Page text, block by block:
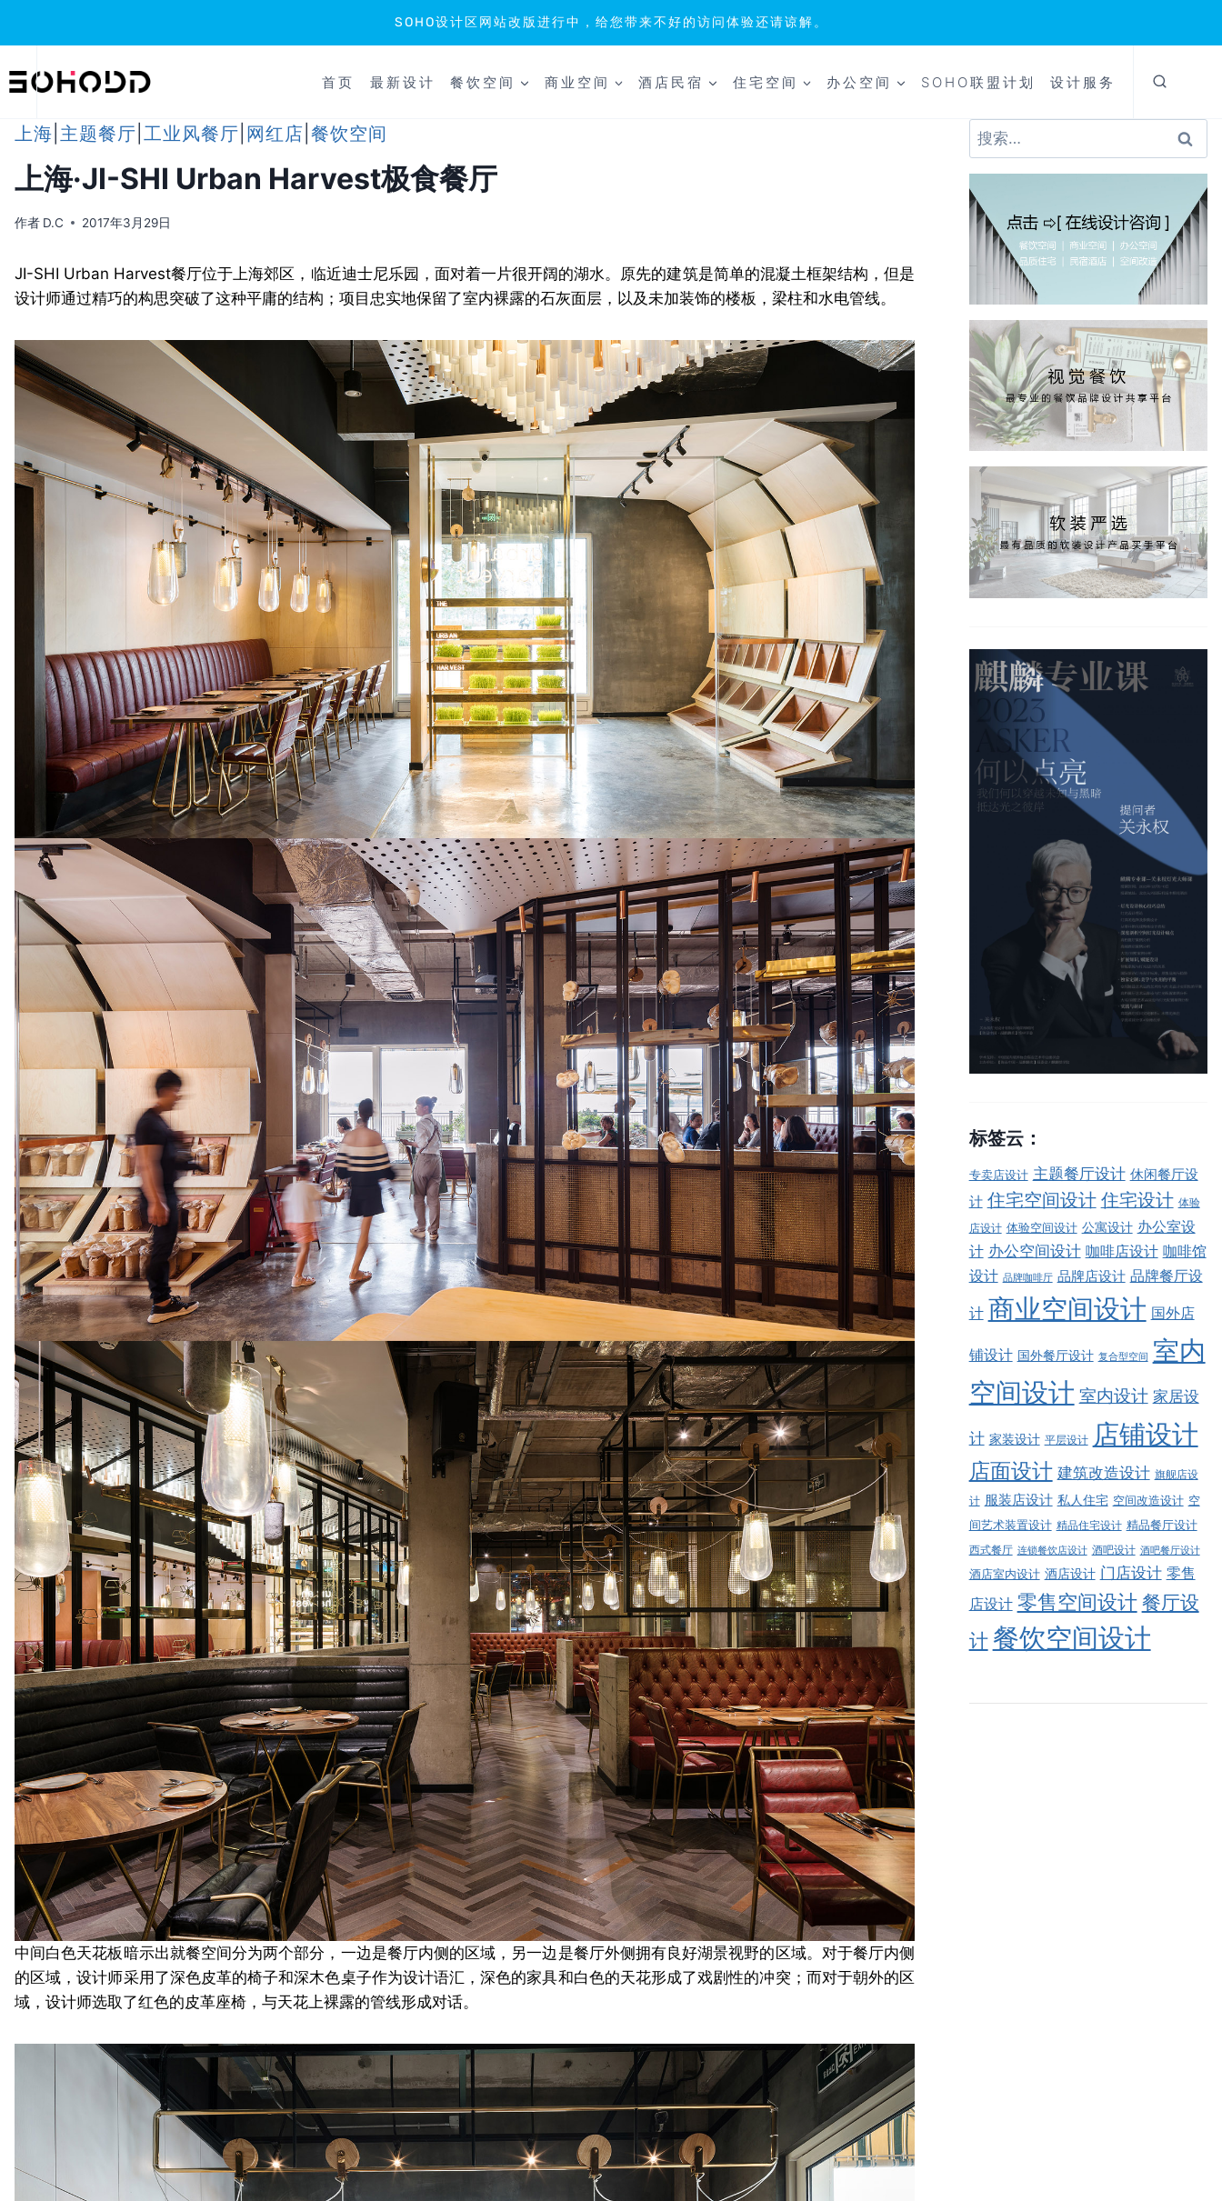
SOHO设计区网站改版进行中，给您带来不好的访问体验还请谅解。
到
首页 最新设计 餐饮空间 商业空间 酒店民宿 住宅空间 办公空间 SOHO联盟计划 设计服务
上海 主题餐厅 工业风餐厅 网红店 餐饮空间
上海·JI-SHI Urban Harvest极食餐厅
作者 D.C 2017年3月29日
JI-SHI Urban Harvest餐厅位于上海郊区，临近迪士尼乐园，面对着一片很开阔的湖水。原先的建筑是简单的混凝土框架结构，但是
设计师通过精巧的构思突破了这种平庸的结构；项目忠实地保留了室内裸露的石灰面层，以及未加装饰的楼板，梁柱和水电管线。
中间白色天花板暗示出就餐空间分为两个部分，一边是餐厅内侧的区域，另一边是餐厅外侧拥有良好湖景视野的区域。对于餐厅内侧
的区域，设计师采用了深色皮革的椅子和深木色桌子作为设计语汇，深色的家具和白色的天花形成了戏剧性的冲突；而对于朝外的区
域，设计师选取了红色的皮革座椅，与天花上裸露的管线形成对话。
搜
索：
标签云：
专卖店设计 主题餐厅设计 休闲餐厅设
计 住宅空间设计 住宅设计 体验
店设计 体验空间设计 公寓设计 办公室设
计 办公空间设计 咖啡店设计 咖啡馆
设计 品牌咖啡厅 品牌店设计 品牌餐厅设
计 商业空间设计 国外店
铺设计 国外餐厅设计 复合型空间
室内
空间设计 室内设计 家居设
计 家装设计 平层设计 店铺设计
店面设计 建筑改造设计 旗舰店设
计 服装店设计 私人住宅 空间改造设计 空
间艺术装置设计 精品住宅设计 精品餐厅设计
西式餐厅 连锁餐饮店设计 酒吧设计 酒吧餐厅设计
酒店室内设计 酒店设计 门店设计 零售
店设计 零售空间设计 餐厅设
计 餐饮空间设计